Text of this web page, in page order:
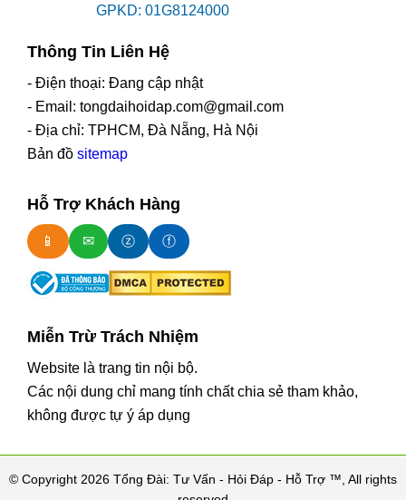
GPKD: 01G8124000
Thông Tin Liên Hệ
- Điện thoại: Đang cập nhật
- Email: tongdaihoidap.com@gmail.com
- Địa chỉ: TPHCM, Đà Nẵng, Hà Nội
Bản đồ sitemap
Hỗ Trợ Khách Hàng
📱 ✉ ⓩ ⓕ
Miễn Trừ Trách Nhiệm
Website là trang tin nội bộ.
Các nội dung chỉ mang tính chất chia sẻ tham khảo,
không được tự ý áp dụng
© Copyright 2026 Tổng Đài: Tư Vấn - Hỏi Đáp - Hỗ Trợ ™, All rights